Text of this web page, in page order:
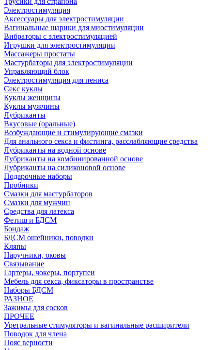
Электростимуляция
Аксессуары для электростимуляции
Вагинальные шарики для миостимуляции
Вибраторы с электростимуляцией
Игрушки для электростимуляции
Массажеры простаты
Мастурбаторы для электростимуляции
Управляющий блок
Электростимуляция для пениса
Секс куклы
Куклы женщины
Куклы мужчины
Лубриканты
Вкусовые (оральные)
Возбуждающие и стимулирующие смазки
Для анального секса и фистинга, расслабляющие средства
Лубриканты на водной основе
Лубриканты на комбинированной основе
Лубриканты на силиконовой основе
Подарочные наборы
Пробники
Смазки для мастурбаторов
Смазки для мужчин
Средства для латекса
Фетиш и БДСМ
Бондаж
БДСМ ошейники, поводки
Кляпы
Наручники, оковы
Связывание
Гартеры, чокеры, портупеи
Мебель для секса, фиксаторы в пространстве
Наборы БДСМ
РАЗНОЕ
Зажимы для сосков
ПРОЧЕЕ
Уретральные стимуляторы и вагинальные расширители
Поводок для члена
Пояс верности